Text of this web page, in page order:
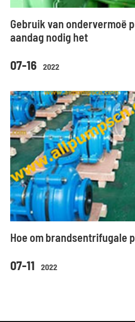
07-16 2022
Gebruik van ondervermoë
aandag nodig het
07-11 2022
Hoe om brandsentrifugale